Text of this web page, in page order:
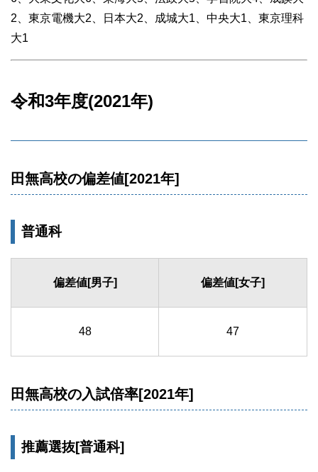
2、東京電機大2、日本大2、成城大1、中央大1、東京理科
大1
令和3年度(2021年)
田無高校の偏差値[2021年]
普通科
偏差値[男子] 偏差値[女子]
48 47
田無高校の入試倍率[2021年]
推薦選抜[普通科]